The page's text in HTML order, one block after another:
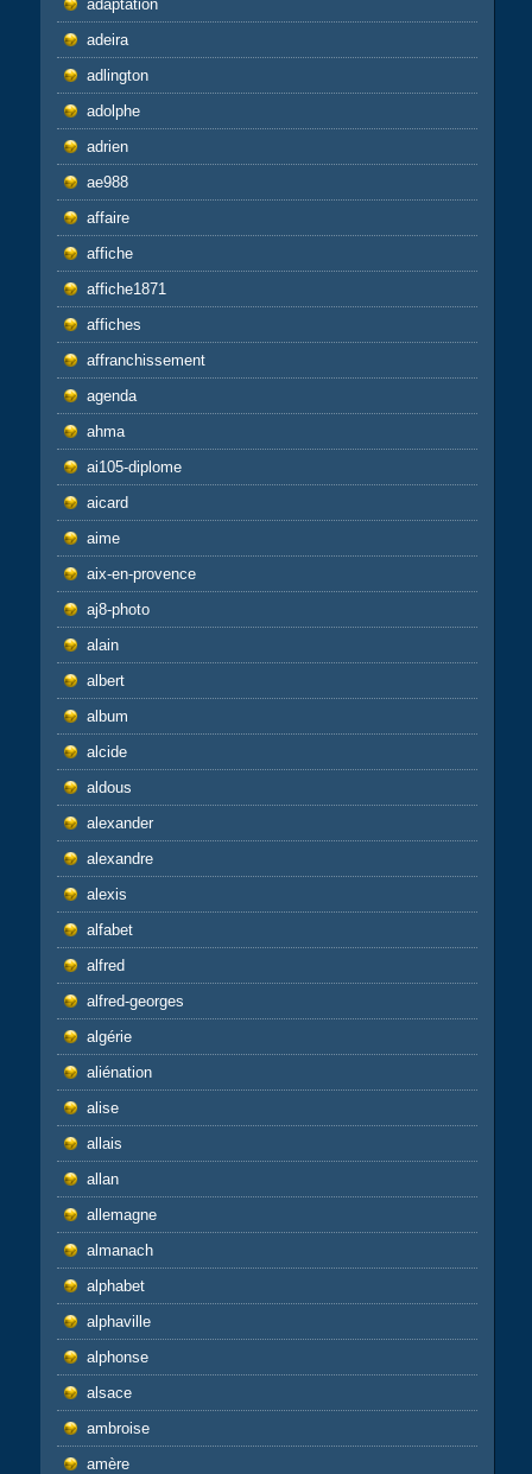
adaptation
adeira
adlington
adolphe
adrien
ae988
affaire
affiche
affiche1871
affiches
affranchissement
agenda
ahma
ai105-diplome
aicard
aime
aix-en-provence
aj8-photo
alain
albert
album
alcide
aldous
alexander
alexandre
alexis
alfabet
alfred
alfred-georges
algérie
aliénation
alise
allais
allan
allemagne
almanach
alphabet
alphaville
alphonse
alsace
ambroise
amère